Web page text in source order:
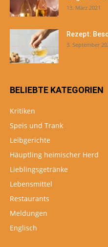
13. März 2021
Rezept:
3. September
BELIEBTE KATEGORIEN
Kritiken
Speis und Trank
Leibgerichte
Häuptling heimischer Herd
Lieblingsgetränke
Lebensmittel
Restaurants
Meldungen
Englisch